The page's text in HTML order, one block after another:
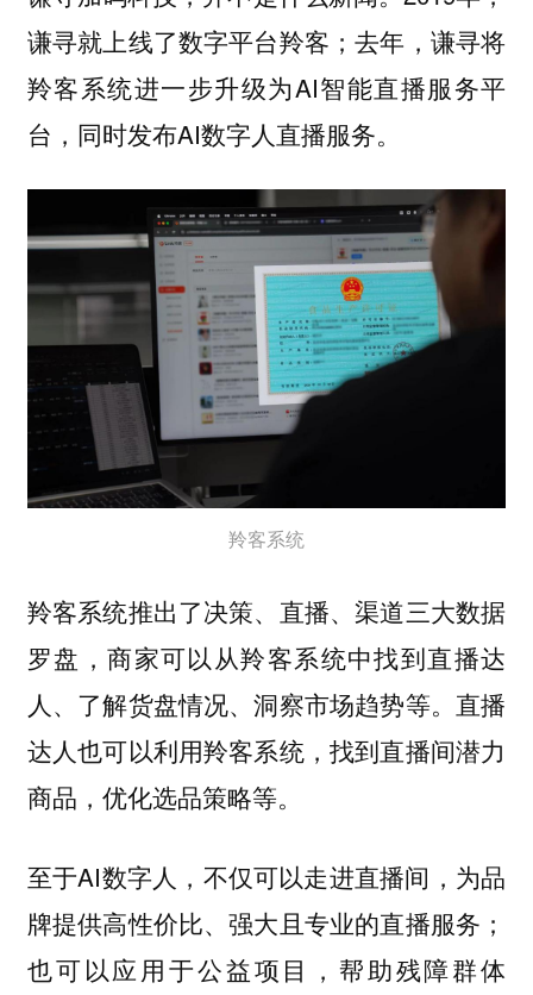
谦寻就上线了数字平台羚客；去年，谦寻将
羚客系统进一步升级为AI智能直播服务平
台，同时发布AI数字人直播服务。
羚客系统
羚客系统推出了决策、直播、渠道三大数据
罗盘，商家可以从羚客系统中找到直播达
人、了解货盘情况、洞察市场趋势等。直播
达人也可以利用羚客系统，找到直播间潜力
商品，优化选品策略等。
至于AI数字人，不仅可以走进直播间，为品
牌提供高性价比、强大且专业的直播服务；
也可以应用于公益项目，帮助残障群体